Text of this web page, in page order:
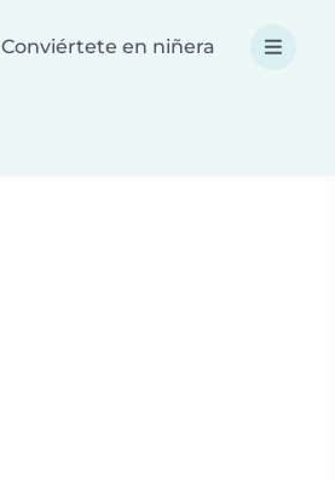
Conviértete en niñera